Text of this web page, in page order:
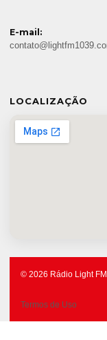
E-mail:
LOCALIZAÇÃO
© 2026 Rádio Light
Termos de Uso